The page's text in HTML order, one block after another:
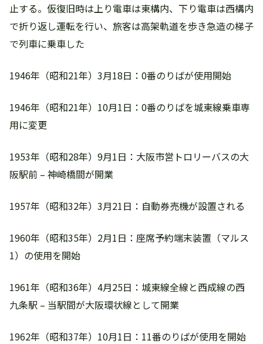
止する。仮復旧時は上り電車は東構内、下り電車は西構内
で折り返し運転を行い、旅客は高架軌道を歩き急造の梯子
で列車に乗車した
1946年（昭和21年）3月18日：0番のりばが使用開始
1946年（昭和21年）10月1日：0番のりばを城東線乗車専
用に変更
1953年（昭和28年）9月1日：大阪市営トロリーバスの大
阪駅前 – 神崎橋間が開業
1957年（昭和32年）3月21日：自動券売機が設置される
1960年（昭和35年）2月1日：座席予約端末装置（マルス
1）の使用を開始
1961年（昭和36年）4月25日：城東線全線と西成線の西
九条駅 – 当駅間が大阪環状線として開業
1962年（昭和37年）10月1日：11番のりばが使用を開始